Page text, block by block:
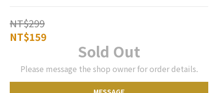
NT$299
NT$159
Sold Out
Please message the shop owner for order details.